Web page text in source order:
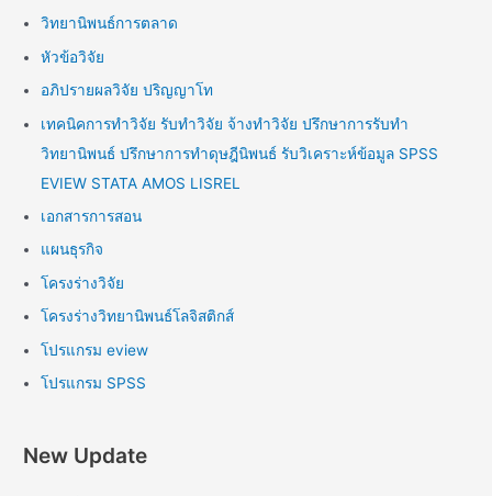
วิทยานิพนธ์การตลาด
หัวข้อวิจัย
อภิปรายผลวิจัย ปริญญาโท
เทคนิคการทำวิจัย รับทำวิจัย จ้างทำวิจัย ปรึกษาการรับทำ
วิทยานิพนธ์ ปรึกษาการทำดุษฎีนิพนธ์ รับวิเคราะห์ข้อมูล SPSS
EVIEW STATA AMOS LISREL
เอกสารการสอน
แผนธุรกิจ
โครงร่างวิจัย
โครงร่างวิทยานิพนธ์โลจิสติกส์
โปรแกรม eview
โปรแกรม SPSS
New Update